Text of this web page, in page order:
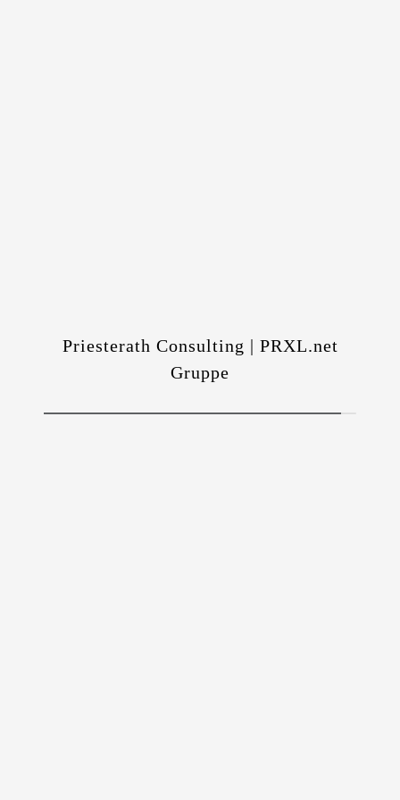
Priesterath Consulting | PRXL.net
Gruppe